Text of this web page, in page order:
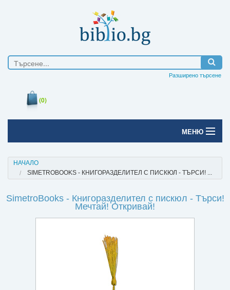
Разширено търсене
(0)
МЕНЮ
Печатни книги
Електронни книги
Е-списания
НАЧАЛО
SIMETROBOOKS - КНИГОРАЗДЕЛИТЕЛ С ПИСКЮЛ - ТЪРСИ! ...
SimetroBooks - Книгоразделител с пискюл - Търси!
Мечтай! Откривай!